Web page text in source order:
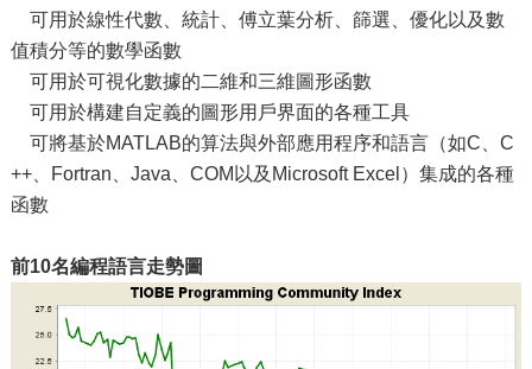
可用於線性代數、統計、傅立葉分析、篩選、優化以及數
值積分等的數學函數
可用於可視化數據的二維和三維圖形函數
可用於構建自定義的圖形用戶界面的各種工具
可將基於MATLAB的算法與外部應用程序和語言（如C、C
++、Fortran、Java、COM以及Microsoft Excel）集成的各種
函數
前10名編程語言走勢圖